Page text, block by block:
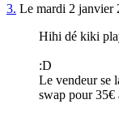
3. Le mardi 2 janvier
Hihi dé kiki
:D
Le vendeur se
swap pour 35€